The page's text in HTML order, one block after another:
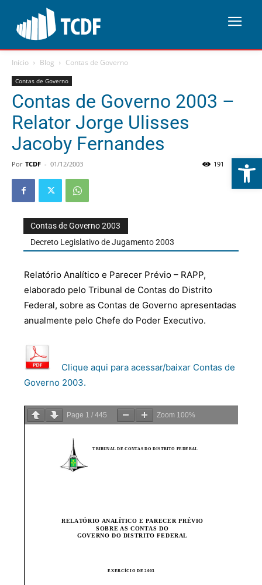
Abrir
Início Blog Contas de Governo
Contas de Governo
Contas de Governo 2003 –
Relator Jorge Ulisses
Jacoby Fernandes
Por TCDF - 01/12/2003 0
191
Contas de Governo 2003
Decreto Legislativo de Jugamento 2003
Relatório Analítico e Parecer Prévio – RAPP,
elaborado pelo Tribunal de Contas do Distrito
Federal, sobre as Contas de Governo apresentadas
anualmente pelo Chefe do Poder Executivo.
Clique aqui para acessar/baixar Contas de
Governo 2003.
Page 1 / 445 Zoom 100%